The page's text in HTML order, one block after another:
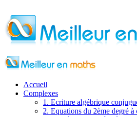
Accueil
Complexes
1. Ecriture algébrique
2. Equations du 2ème degré